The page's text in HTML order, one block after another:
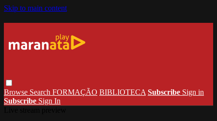
Skip to main content
Browse Search FORMAÇÃO BIBLIOTECA Subscribe Sign in
Subscribe Sign In